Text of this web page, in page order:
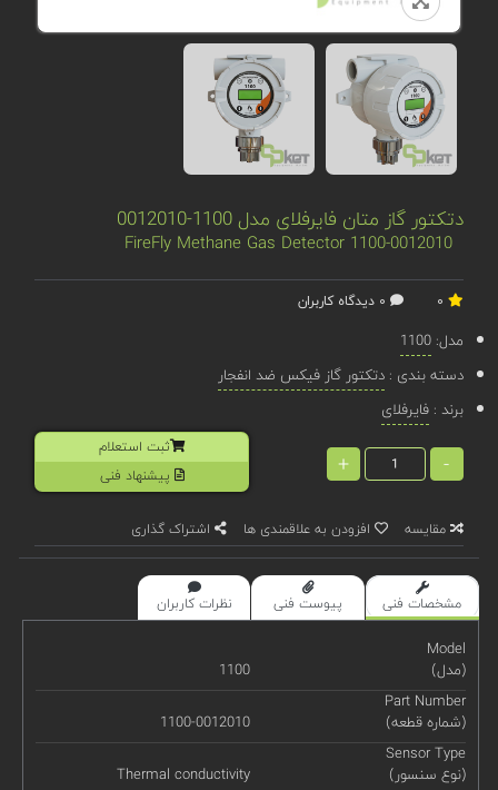
دتکتور گاز متان فایرفلای مدل 1100-0012010
FireFly Methane Gas Detector 1100-0012010
مدل:1100
دسته بندی :دتکتور گاز فیکس ضد انفجار
برند :فایرفلای
-
+
ثبت استعلام
پیشنهاد فنی
مقایسه افزودن به علاقمندی ها اشتراک گذاری
مشخصات فنی پیوست فنی نظرات کاربران
Model
(مدل)
1100
Part Number
(شماره قطعه)
1100-0012010
Sensor Type
(نوع سنسور)
Thermal conductivity